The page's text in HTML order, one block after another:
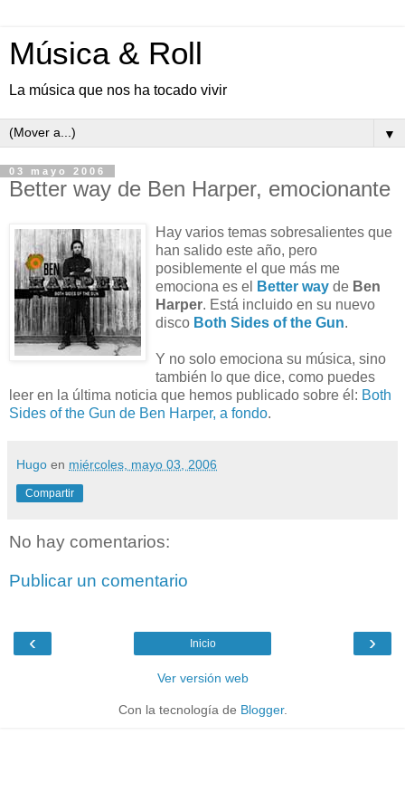
Música & Roll
La música que nos ha tocado vivir
▼
03 mayo 2006
Better way de Ben Harper, emocionante
Hay varios temas sobresalientes que
han salido este año, pero
posiblemente el que más me
emociona es el
Better way de Ben
Harper. Está incluido en su nuevo
disco Both Sides of the Gun.
Y no solo emociona su música, sino
también lo que dice, como puedes
leer en la última noticia que hemos publicado sobre él: Both
Sides of the Gun de Ben Harper, a fondo.
Hugo en miércoles, mayo 03, 2006
Compartir
No hay comentarios:
Publicar un comentario
‹ ›
Inicio
Ver versión web
Con la tecnología de Blogger.